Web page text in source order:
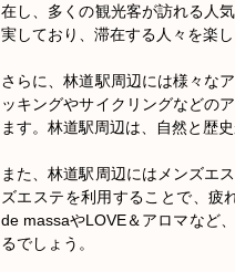
在し、多くの観光客が訪れる人
実しており、滞在する人々を楽し
さらに、林道駅周辺には様々な
ッキングやサイクリングなどの
ます。林道駅周辺は、自然と歴
また、林道駅周辺にはメンズエ
ズエステを利用することで、疲
de massaやLOVE＆アロマなど
るでしょう。